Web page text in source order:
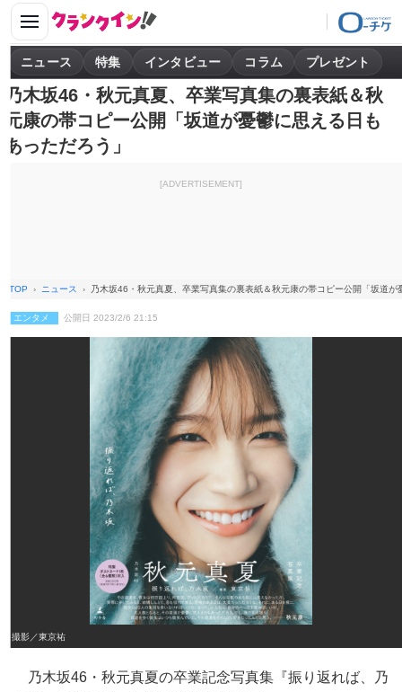
ニュース 特集 インタビュー コラム プレゼント
乃木坂46・秋元真夏、卒業写真集の裏表紙＆秋
元康の帯コピー公開「坂道が憂鬱に思える日も
あっただろう」
[ADVERTISEMENT]
TOP ニュース 乃木坂46・秋元真夏、卒業写真集の裏表紙＆秋元康の帯コピー公開「坂道が
エンタメ 公開日 2023/2/6 21:15
撮影／東京祐
乃木坂46・秋元真夏の卒業記念写真集『振り返れば、乃